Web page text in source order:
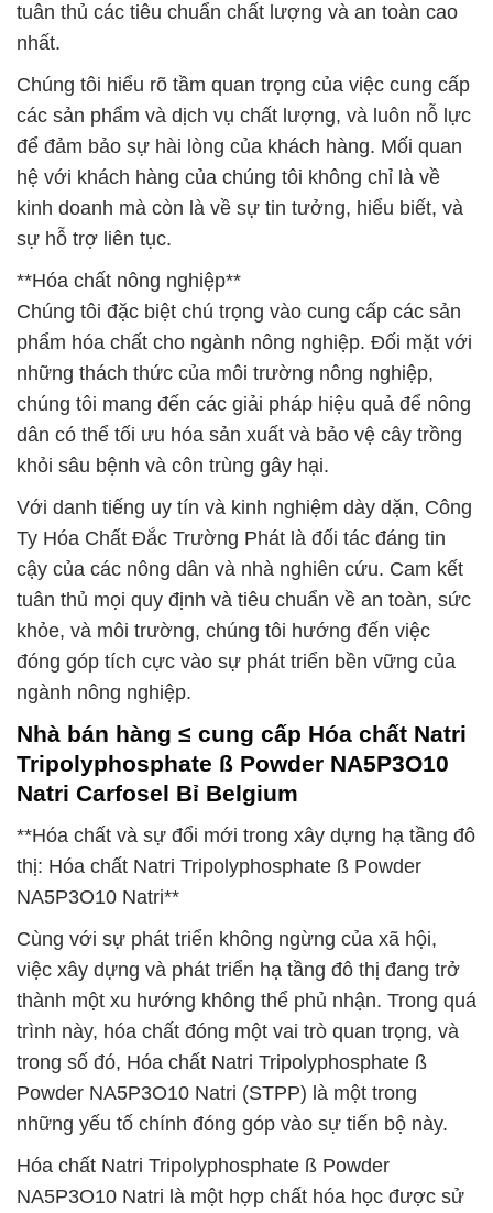
tuân thủ các tiêu chuẩn chất lượng và an toàn cao
nhất.
Chúng tôi hiểu rõ tầm quan trọng của việc cung cấp
các sản phẩm và dịch vụ chất lượng, và luôn nỗ lực
để đảm bảo sự hài lòng của khách hàng. Mối quan
hệ với khách hàng của chúng tôi không chỉ là về
kinh doanh mà còn là về sự tin tưởng, hiểu biết, và
sự hỗ trợ liên tục.
**Hóa chất nông nghiệp**
Chúng tôi đặc biệt chú trọng vào cung cấp các sản
phẩm hóa chất cho ngành nông nghiệp. Đối mặt với
những thách thức của môi trường nông nghiệp,
chúng tôi mang đến các giải pháp hiệu quả để nông
dân có thể tối ưu hóa sản xuất và bảo vệ cây trồng
khỏi sâu bệnh và côn trùng gây hại.
Với danh tiếng uy tín và kinh nghiệm dày dặn, Công
Ty Hóa Chất Đắc Trường Phát là đối tác đáng tin
cậy của các nông dân và nhà nghiên cứu. Cam kết
tuân thủ mọi quy định và tiêu chuẩn về an toàn, sức
khỏe, và môi trường, chúng tôi hướng đến việc
đóng góp tích cực vào sự phát triển bền vững của
ngành nông nghiệp.
Nhà bán hàng ≤ cung cấp Hóa chất Natri
Tripolyphosphate ß Powder NA5P3O10
Natri Carfosel Bỉ Belgium
**Hóa chất và sự đổi mới trong xây dựng hạ tầng đô
thị: Hóa chất Natri Tripolyphosphate ß Powder
NA5P3O10 Natri**
Cùng với sự phát triển không ngừng của xã hội,
việc xây dựng và phát triển hạ tầng đô thị đang trở
thành một xu hướng không thể phủ nhận. Trong quá
trình này, hóa chất đóng một vai trò quan trọng, và
trong số đó, Hóa chất Natri Tripolyphosphate ß
Powder NA5P3O10 Natri (STPP) là một trong
những yếu tố chính đóng góp vào sự tiến bộ này.
Hóa chất Natri Tripolyphosphate ß Powder
NA5P3O10 Natri là một hợp chất hóa học được sử